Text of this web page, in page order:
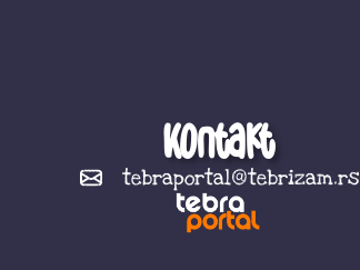
Kontakt
tebraportal@tebrizam.rs